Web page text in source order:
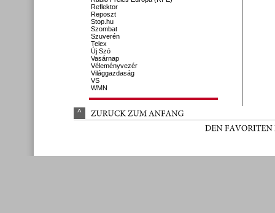
Reflektor
Reposzt
Stop.hu
Szombat
Szuverén
Telex
Új Szó
Vasárnap
Véleményvezér
Világgazdaság
VS
WMN
^ ZURÜCK ZUM ANFANG
DEN FAVORITEN